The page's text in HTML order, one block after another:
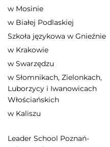
w Mosinie
w Białej Podlaskiej
Szkoła językowa w Gnieźnie
w Krakowie
w Swarzędzu
w Słomnikach, Zielonkach,
Luborzycy i Iwanowicach
Włościańskich
w Kaliszu
Leader School Poznań-